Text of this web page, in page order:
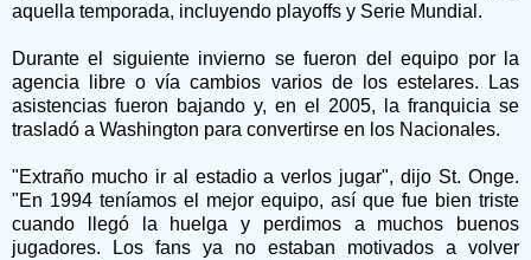
aquella temporada, incluyendo playoffs y Serie Mundial.
Durante el siguiente invierno se fueron del equipo por la
agencia libre o vía cambios varios de los estelares. Las
asistencias fueron bajando y, en el 2005, la franquicia se
trasladó a Washington para convertirse en los Nacionales.
"Extraño mucho ir al estadio a verlos jugar", dijo St. Onge.
"En 1994 teníamos el mejor equipo, así que fue bien triste
cuando llegó la huelga y perdimos a muchos buenos
jugadores. Los fans ya no estaban motivados a volver